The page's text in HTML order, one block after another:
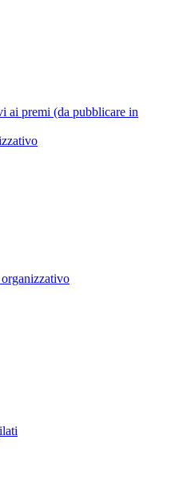
ai premi (da pubblicare in
organizzativo